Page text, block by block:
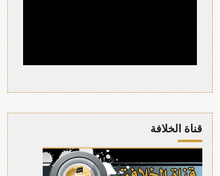
قناة الخلافة